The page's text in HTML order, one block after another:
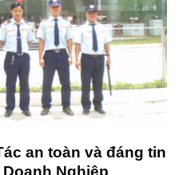
an toàn và đáng tin